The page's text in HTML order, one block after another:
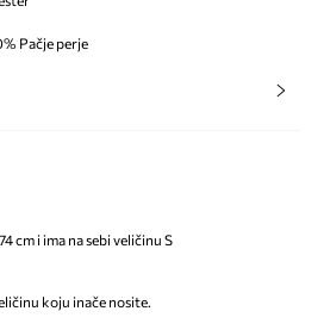
Pačje perje
cm i ima na sebi veličinu S
koju inače nosite.